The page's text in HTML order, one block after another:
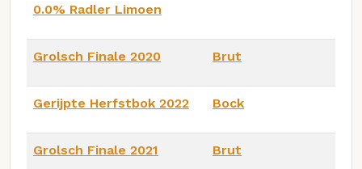
0.0% Radler Limoen
Grolsch Finale 2020 Brut
Gerijpte Herfstbok 2022 Bock
Grolsch Finale 2021 Brut